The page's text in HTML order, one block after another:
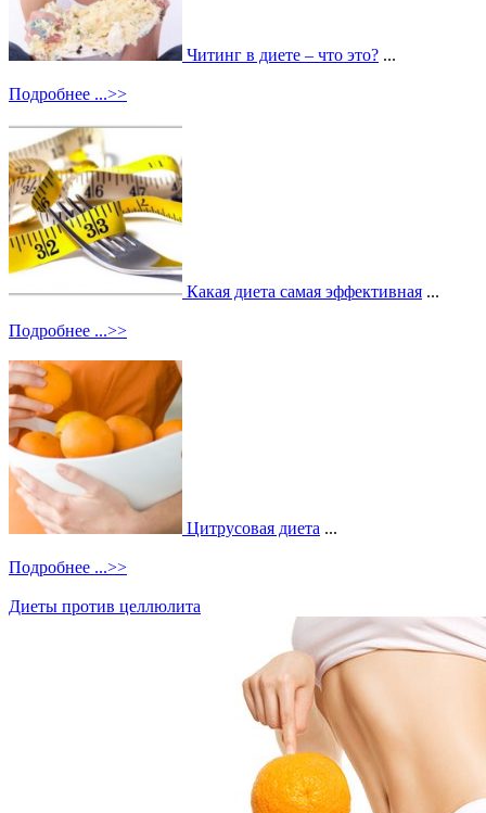
Читинг в диете – что это? ...
Подробнее ...>>
Какая диета самая эффективная ...
Подробнее ...>>
Цитрусовая диета ...
Подробнее ...>>
Диеты против целлюлита